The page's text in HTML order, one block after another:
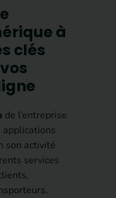
à
clés
de l’entreprise
son activité
services